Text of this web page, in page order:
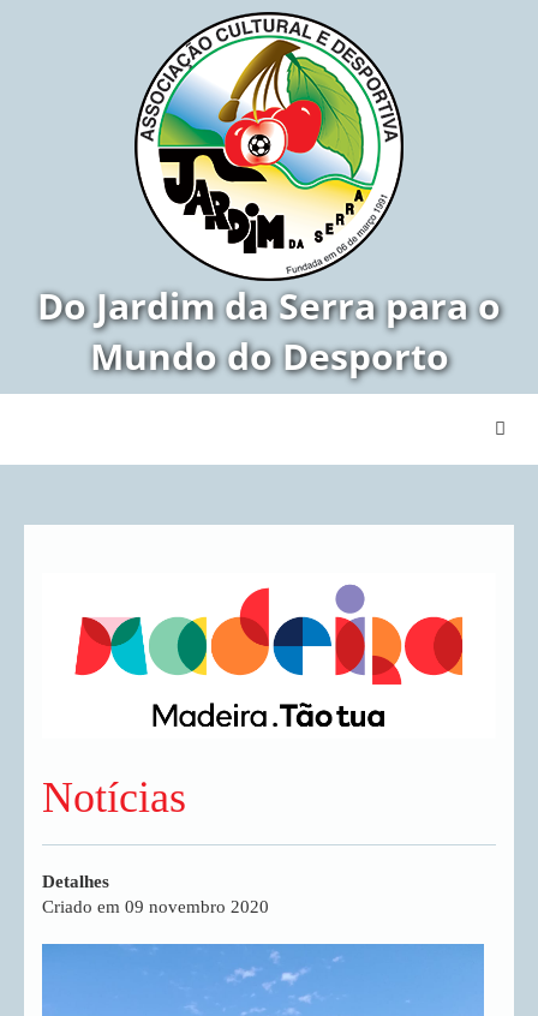
Do Jardim da Serra para o
Mundo do Desporto
Notícias
Detalhes
Criado em 09 novembro 2020